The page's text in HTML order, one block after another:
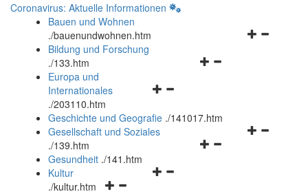
Coronavirus: Aktuelle Informationen
Bauen und Wohnen
./bauenundwohnen.htm
Navigationsmenü
Bildung und Forschung
./133.htm
Navigationsmenü
und
schließen
Europa und
Internationales
./203110.htm
Geschichte und Geografie ./141017.htm
Navigationsmenü
Gesellschaft und Soziales
./139.htm
Navigationsmenü
Gesundheit ./141.htm
Navigationsmenü
Kultur
./kultur.htm